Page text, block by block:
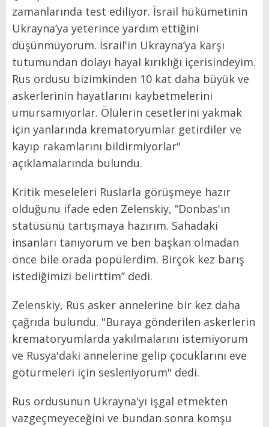
zamanlarında test ediliyor. İsrail hükümetinin
Ukrayna’ya yeterince yardım ettiğini
düşünmüyorum. İsrail'in Ukrayna’ya karşı
tutumundan dolayı hayal kırıklığı içerisindeyim.
Rus ordusu bizimkinden 10 kat daha büyük ve
askerlerinin hayatlarını kaybetmelerini
umursamıyorlar. Ölülerin cesetlerini yakmak
için yanlarında krematoryumlar getirdiler ve
kayıp rakamlarını bildirmiyorlar"
açıklamalarında bulundu.
Kritik meseleleri Ruslarla görüşmeye hazır
olduğunu ifade eden Zelenskiy, ‘‘Donbas'ın
statüsünü tartışmaya hazırım. Sahadaki
insanları tanıyorum ve ben başkan olmadan
önce bile orada popülerdim. Birçok kez barış
istediğimizi belirttim’’ dedi.
Zelenskiy, Rus asker annelerine bir kez daha
çağrıda bulundu. "Buraya gönderilen askerlerin
krematoryumlarda yakılmalarını istemiyorum
ve Rusya'daki annelerine gelip çocuklarını eve
götürmeleri için sesleniyorum" dedi.
Rus ordusunun Ukrayna'yı işgal etmekten
vazgeçmeyeceğini ve bundan sonra komşu